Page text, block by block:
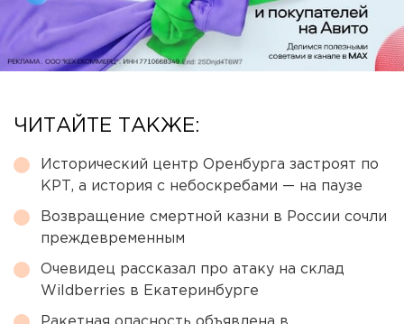
ЧИТАЙТЕ ТАКЖЕ:
Исторический центр Оренбурга застроят по
КРТ, а история с небоскребами — на паузе
Возвращение смертной казни в России сочли
преждевременным
Очевидец рассказал про атаку на склад
Wildberries в Екатеринбурге